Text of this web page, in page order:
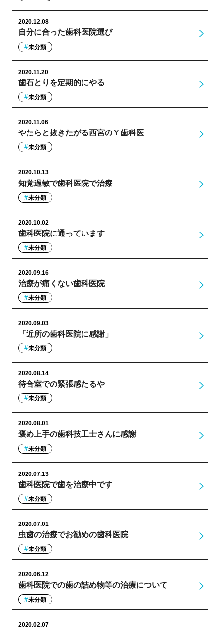
自分に合った歯科医院選び
2020.12.08
未分類
歯石とりを定期的にやる
2020.11.20
未分類
やたらと抜きたがる西宮のＹ歯科医
2020.11.06
未分類
知覚過敏で歯科医院で治療
2020.10.13
未分類
歯科医院に通っています
2020.10.02
未分類
治療が痛くない歯科医院
2020.09.16
未分類
「近所の歯科医院に感謝」
2020.09.03
未分類
待合室での緊張感たるや
2020.08.14
未分類
褒め上手の歯科技工士さんに感謝
2020.08.01
未分類
歯科医院で歯を治療中です
2020.07.13
未分類
虫歯の治療でお勧めの歯科医院
2020.07.01
未分類
歯科医院での歯の詰め物等の治療について
2020.06.12
未分類
2020.02.07